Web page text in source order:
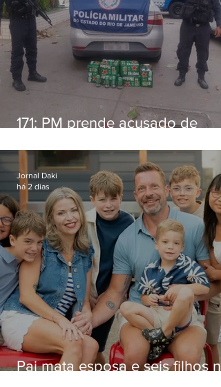
171: PM prende acusado de
Niterói
Pai mata esposa e seis filhos
Jornal Daki
há 2 dias